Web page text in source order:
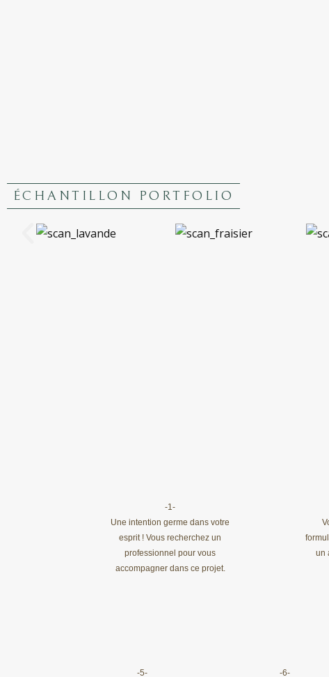
ÉCHANTILLON PORTFOLIO
-1-
Une intention germe dans votre
esprit ! Vous recherchez un
professionnel pour vous
accompagner dans ce projet.
un
-5- -6-